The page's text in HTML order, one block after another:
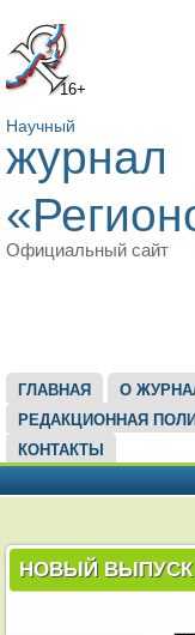
16+
Научный
журнал
Официальный сайт
ГЛАВНОЕ МЕНЮ
ГЛАВНАЯ О
РЕДАКЦИОННАЯ
КОНТАКТЫ
НОВЫЙ ВЫПУСК